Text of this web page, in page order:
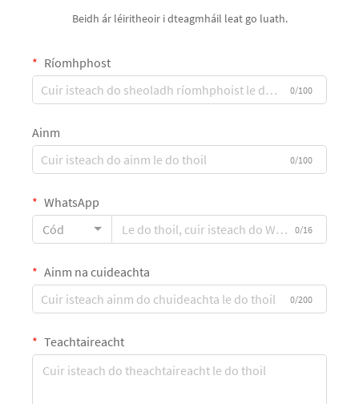
Beidh ár léiritheoir i dteagmháil leat go luath.
Ríomhphost
0/100
Ainm
0/100
WhatsApp
Cód
0/16
Ainm na cuideachta
0/200
Teachtaireacht